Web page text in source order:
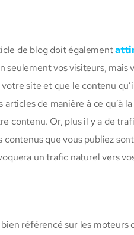
de blog doit également
seulement vos visiteurs, mais
site et que le contenu
de manière à ce qu’à
contenu. Or, plus il y a de
que vous publiez
un trafic naturel vers
référencé sur les